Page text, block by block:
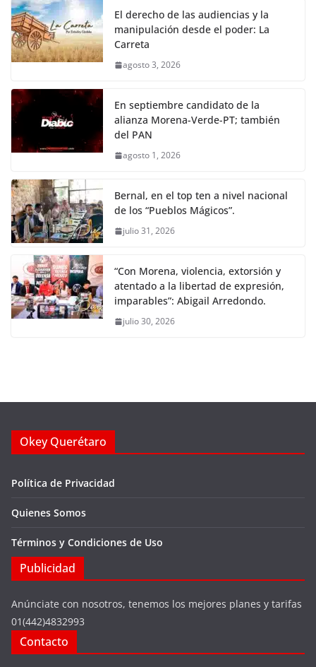
El derecho de las audiencias y la
manipulación desde el poder: La
Carreta
agosto 3, 2026
En septiembre candidato de la
alianza Morena-Verde-PT; también
del PAN
agosto 1, 2026
Bernal, en el top ten a nivel nacional
de los “Pueblos Mágicos”.
julio 31, 2026
“Con Morena, violencia, extorsión y
atentado a la libertad de expresión,
imparables”: Abigail Arredondo.
julio 30, 2026
Okey Querétaro
Política de Privacidad
Quienes Somos
Términos y Condiciones de Uso
Publicidad
Anúnciate con nosotros, tenemos los mejores planes y tarifas
01(442)4832993
Contacto